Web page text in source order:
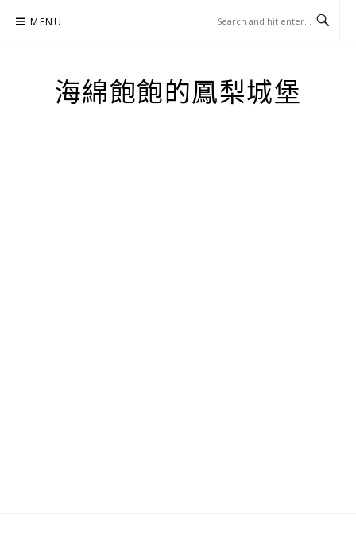
MENU
海綿飽飽的鳳梨城堡